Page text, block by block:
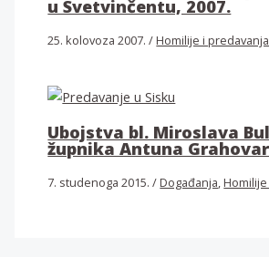
u Svetvinčentu, 2007.
25. kolovoza 2007./Homilije i predavanja
Ubojstva bl. Miroslava
župnika Antuna
7. studenoga 2015./Događanja,